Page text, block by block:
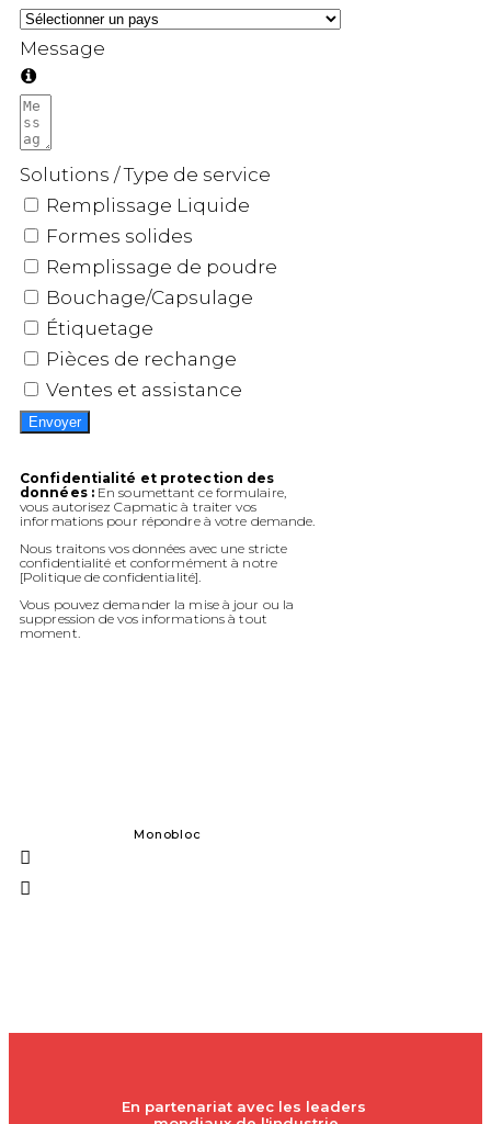
Message
Solutions / Type de service
Remplissage Liquide
Formes solides
Remplissage de poudre
Bouchage/Capsulage
Étiquetage
Pièces de rechange
Ventes et assistance
Envoyer
Confidentialité et protection des
données :En soumettant ce formulaire,
vous autorisez Capmatic à traiter vos
informations pour répondre à votre demande.
Nous traitons vos données avec une stricte
confidentialité et conformément à notre
[Politique de confidentialité].
Vous pouvez demander la mise à jour ou la
suppression de vos informations à tout
moment.
Monobloc
En partenariat avec les leaders